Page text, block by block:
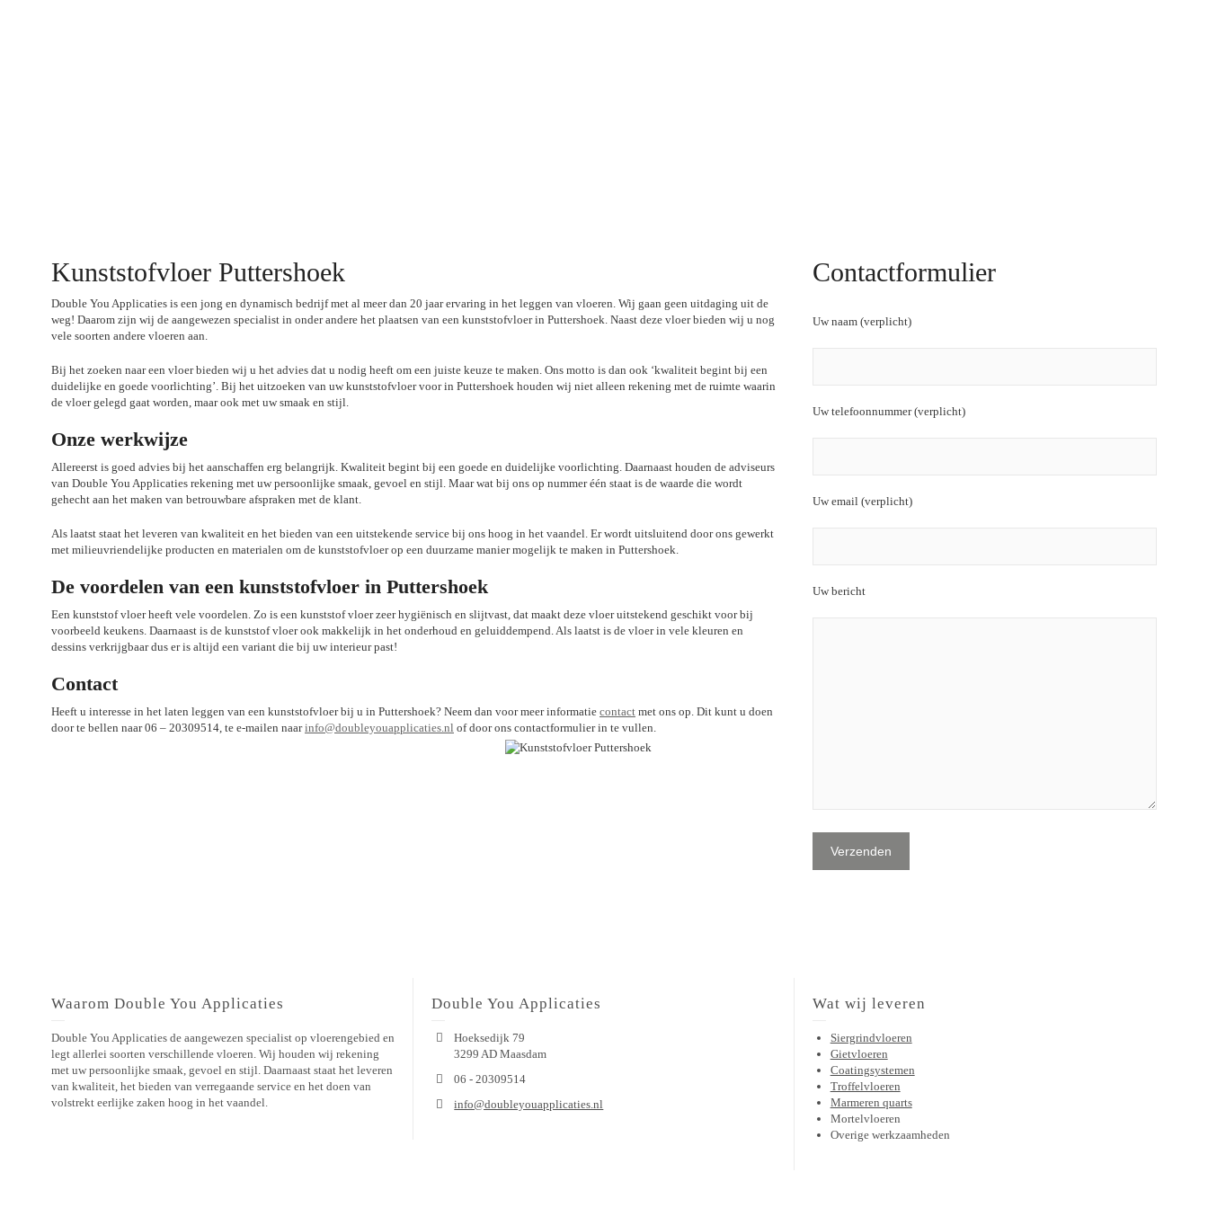
Kunststofvloer Puttershoek
Double You Applicaties is een jong en dynamisch bedrijf met al meer dan 20 jaar ervaring in het leggen van vloeren. Wij gaan geen uitdaging uit de
weg! Daarom zijn wij de aangewezen specialist in onder andere het plaatsen van een kunststofvloer in Puttershoek. Naast deze vloer bieden wij u nog
vele soorten andere vloeren aan.
Bij het zoeken naar een vloer bieden wij u het advies dat u nodig heeft om een juiste keuze te maken. Ons motto is dan ook ‘kwaliteit begint bij een
duidelijke en goede voorlichting’. Bij het uitzoeken van uw kunststofvloer voor in Puttershoek houden wij niet alleen rekening met de ruimte waarin
de vloer gelegd gaat worden, maar ook met uw smaak en stijl.
Onze werkwijze
Allereerst is goed advies bij het aanschaffen erg belangrijk. Kwaliteit begint bij een goede en duidelijke voorlichting. Daarnaast houden de adviseurs
van Double You Applicaties rekening met uw persoonlijke smaak, gevoel en stijl. Maar wat bij ons op nummer één staat is de waarde die wordt
gehecht aan het maken van betrouwbare afspraken met de klant.
Als laatst staat het leveren van kwaliteit en het bieden van een uitstekende service bij ons hoog in het vaandel. Er wordt uitsluitend door ons gewerkt
met milieuvriendelijke producten en materialen om de kunststofvloer op een duurzame manier mogelijk te maken in Puttershoek.
De voordelen van een kunststofvloer in Puttershoek
Een kunststof vloer heeft vele voordelen. Zo is een kunststof vloer zeer hygiënisch en slijtvast, dat maakt deze vloer uitstekend geschikt voor bij
voorbeeld keukens. Daarnaast is de kunststof vloer ook makkelijk in het onderhoud en geluiddempend. Als laatst is de vloer in vele kleuren en
dessins verkrijgbaar dus er is altijd een variant die bij uw interieur past!
Contact
Heeft u interesse in het laten leggen van een kunststofvloer bij u in Puttershoek? Neem dan voor meer informatie contact met ons op. Dit kunt u doen
door te bellen naar 06 – 20309514, te e-mailen naarinfo@doubleyouapplicaties.nl of door ons contactformulier in te vullen.
Contactformulier
Uw naam (verplicht)
Uw telefoonnummer (verplicht)
Uw email (verplicht)
Uw bericht
Waarom Double You Applicaties
Double You Applicaties de aangewezen specialist op vloerengebied en
legt allerlei soorten verschillende vloeren. Wij houden wij rekening
met uw persoonlijke smaak, gevoel en stijl. Daarnaast staat het leveren
van kwaliteit, het bieden van verregaande service en het doen van
volstrekt eerlijke zaken hoog in het vaandel.
Double You Applicaties
Hoeksedijk 79
3299 AD Maasdam
06 - 20309514
info@doubleyouapplicaties.nl
Wat wij leveren
Siergrindvloeren
Gietvloeren
Coatingsystemen
Troffelvloeren
Marmeren quarts
Mortelvloeren
Overige werkzaamheden